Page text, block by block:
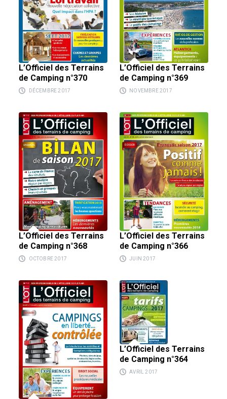
L’Officiel des Terrains
de Camping n°370
DÉCEMBRE 2017
L’Officiel des Terrains
de Camping n°369
NOVEMBRE 2017
L’Officiel des Terrains
de Camping n°368
OCTOBRE 2017
L’Officiel des Terrains
de Camping n°366
JUIN 2017
L’Officiel des Terrains
de Camping n°364
AVRIL 2017